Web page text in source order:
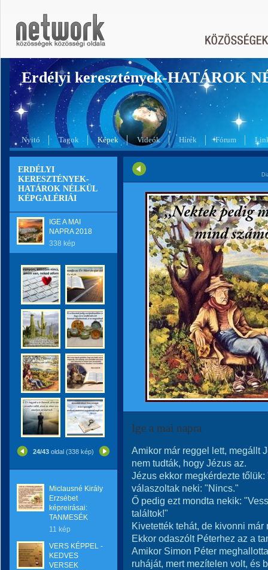
Erdélyi keresztények-HATÁROK
Nyitó Tagok Képek Videók Hírek Fórum
ERDÉLYI
KERESZTÉNYEK-
HATÁROK NÉLKÜL
KÉPGALÉRIÁI
IGE A MAI
NAPRA 2018
338 kép
24/43 oldal (338 kép)
Miclausné Király
Erzsébet
képreirásai:
TANMESÉK
11 kép
VERS KÉPPEL -
KEDVES
VERSEK
Ige a mai napra
Amikor már reggel lett, megállt
nem tudták, hogy Jézus az.
Jézus ekkor megkérdezte
válaszoltak neki: "Nincs."
Ő pedig ezt mondta nekik:
találtok!"
Kivetették tehát, de kivonni
Ekkor odaszólt Péterhez az a
Amikor Simon Péter
ruháját, mert mezítelen volt, és